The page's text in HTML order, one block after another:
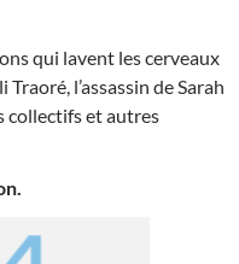
qui lavent les cerveaux
l’assassin de Sarah
collectifs et autres